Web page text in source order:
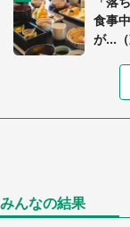
食事
が...
「富
7万
ード
「閉
みんなの結果